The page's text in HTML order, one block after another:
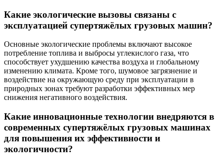
Какие экологические вызовы связаны с
эксплуатацией супертяжёлых грузовых машин?
Основные экологические проблемы включают высокое
потребление топлива и выбросы углекислого газа, что
способствует ухудшению качества воздуха и глобальному
изменению климата. Кроме того, шумовое загрязнение и
воздействие на окружающую среду при эксплуатации в
природных зонах требуют разработки эффективных мер
снижения негативного воздействия.
Какие инновационные технологии внедряются в
современных супертяжёлых грузовых машинах
для повышения их эффективности и
экологичности?